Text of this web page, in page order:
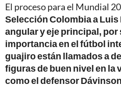
El proceso para el Mundial
Selección Colombia a Luis
angular y eje principal, por
importancia en el fútbol
guajiro están llamados a
figuras de buen nivel en la
como el defensor